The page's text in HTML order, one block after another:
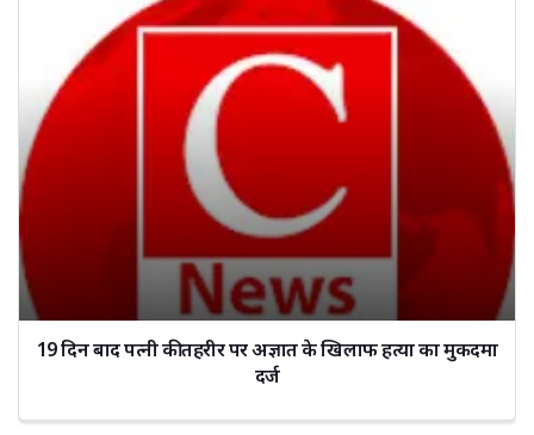
19 दिन बाद पत्नी की तहरीर पर अज्ञात के खिलाफ हत्या का मुकदमा
दर्ज